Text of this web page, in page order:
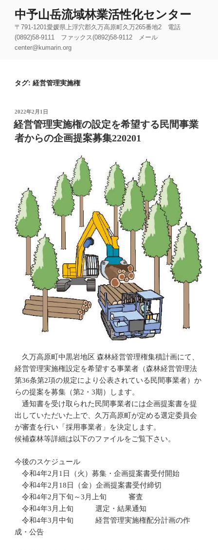
中予山岳流域林業活性化センター
〒791-1201愛媛県上浮穴郡久万高原町久万265番地2 電話
(0892)58-9111 ファックス(0892)58-9112 メール
center@kumarin.org
タグ: 経営管理実施権
投
稿
日:
2022年2月1日
経営管理実施権の設定を希望する民間事業
者からの企画提案募集220201
久万高原町中黒岩地区 森林経営管理権集積計画にて、
経営管理実施権設定を希望する事業者（森林経営管理法
第36条第2項の規定により公表されている民間事業者）か
らの提案を募集（第2・3期）します。
通知書を受け取られた民間事業者には企画提案書を提
出していただいた上で、久万高原町が定める選定委員会
が審査を行い「採用事業者」を決定します。
候補森林等詳細は以下のファイルをご覧下さい。
今後のスケジュール
令和4年2月1日（火）募集・企画提案書受付開始
令和4年2月18日（金）企画提案書受付締切
令和4年2月下旬～3月上旬 審査
令和4年3月上旬 選定・結果通知
令和4年3月中旬 経営管理実施権配分計画の作
成・公告